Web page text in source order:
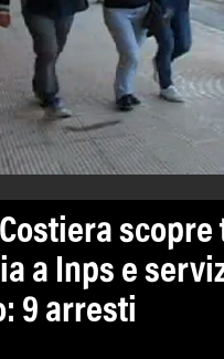
scopre
a Inps e
9 arresti